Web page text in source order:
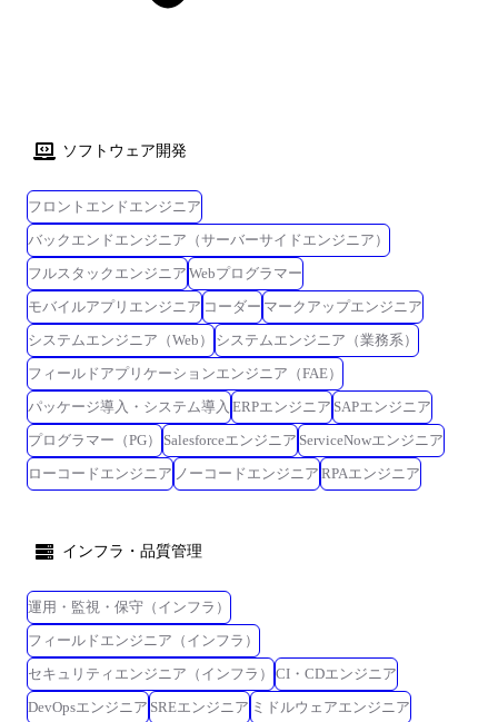
ソフトウェア開発
フロントエンドエンジニア
バックエンドエンジニア（サーバーサイドエンジニア）
フルスタックエンジニア Webプログラマー
モバイルアプリエンジニア コーダー マークアップエンジニア
システムエンジニア（Web）
システムエンジニア（業務系）
フィールドアプリケーションエンジニア（FAE）
パッケージ導入・システム導入 ERPエンジニア SAPエンジニア
プログラマー（PG）
Salesforceエンジニア ServiceNowエンジニア
ローコードエンジニア ノーコードエンジニア RPAエンジニア
インフラ・品質管理
運用・監視・保守（インフラ）
フィールドエンジニア（インフラ）
セキュリティエンジニア（インフラ）
CI・CDエンジニア
DevOpsエンジニア SREエンジニア ミドルウェアエンジニア